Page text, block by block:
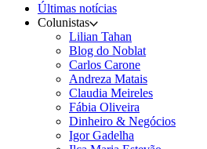
Últimas notícias
Colunistas
Lilian Tahan
Blog do Noblat
Carlos Carone
Andreza Matais
Claudia Meireles
Fábia Oliveira
Dinheiro & Negócios
Igor Gadelha